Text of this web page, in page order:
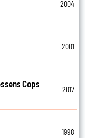
2004
2001
Cops
2017
1998